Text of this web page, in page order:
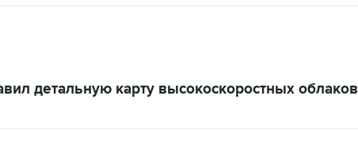
детальную карту высокоскоростных облаков